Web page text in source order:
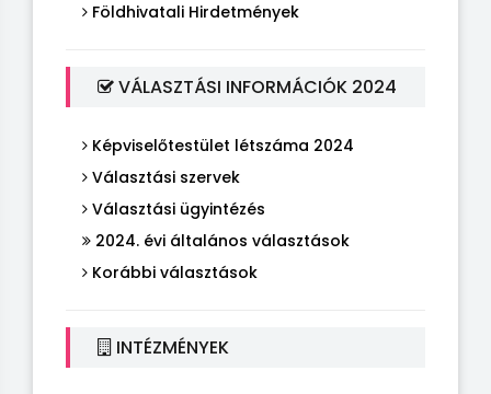
Földhivatali Hirdetmények
VÁLASZTÁSI INFORMÁCIÓK 2024
Képviselőtestület létszáma 2024
Választási szervek
Választási ügyintézés
2024. évi általános választások
Korábbi választások
INTÉZMÉNYEK